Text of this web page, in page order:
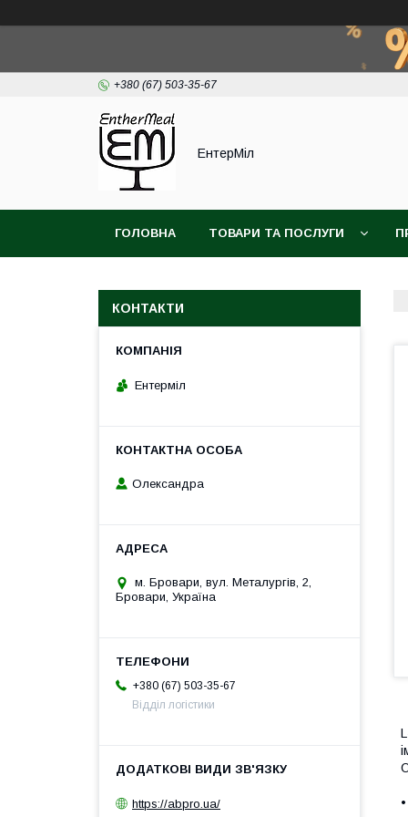
+380 (67) 503-35-67
ЕнтерМіл
ГОЛОВНА ТОВАРИ ТА ПОСЛУГИ
КОНТАКТИ
Ентерміл
Олександра
м. Бровари, вул. Металургів, 2,
Бровари, Україна
+380 (67) 503-35-67
Відділ логістики
https://abpro.ua/